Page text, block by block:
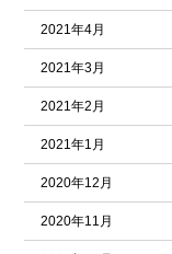
2021年4月
2021年3月
2021年2月
2021年1月
2020年12月
2020年11月